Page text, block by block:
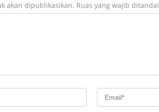
akan dipublikasikan. Ruas yang wajib ditandai